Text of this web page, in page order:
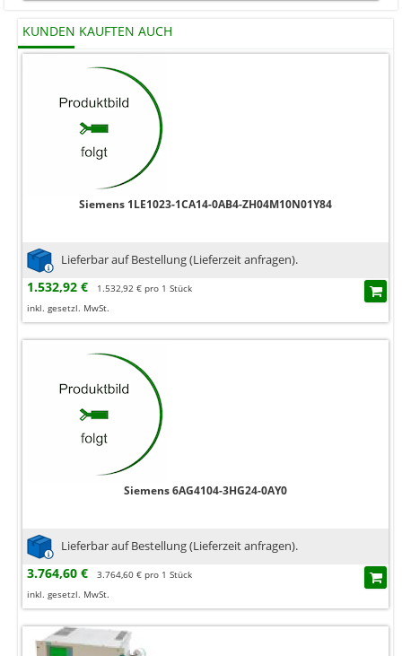
KUNDEN KAUFTEN AUCH
Siemens 1LE1023-1CA14-0AB4-ZH04M10N01Y84
Lieferbar auf Bestellung (Lieferzeit anfragen).
1.532,92 €
1.532,92 € pro 1 Stück
inkl. gesetzl. MwSt.
Siemens 6AG4104-3HG24-0AY0
Lieferbar auf Bestellung (Lieferzeit anfragen).
3.764,60 €
3.764,60 € pro 1 Stück
inkl. gesetzl. MwSt.